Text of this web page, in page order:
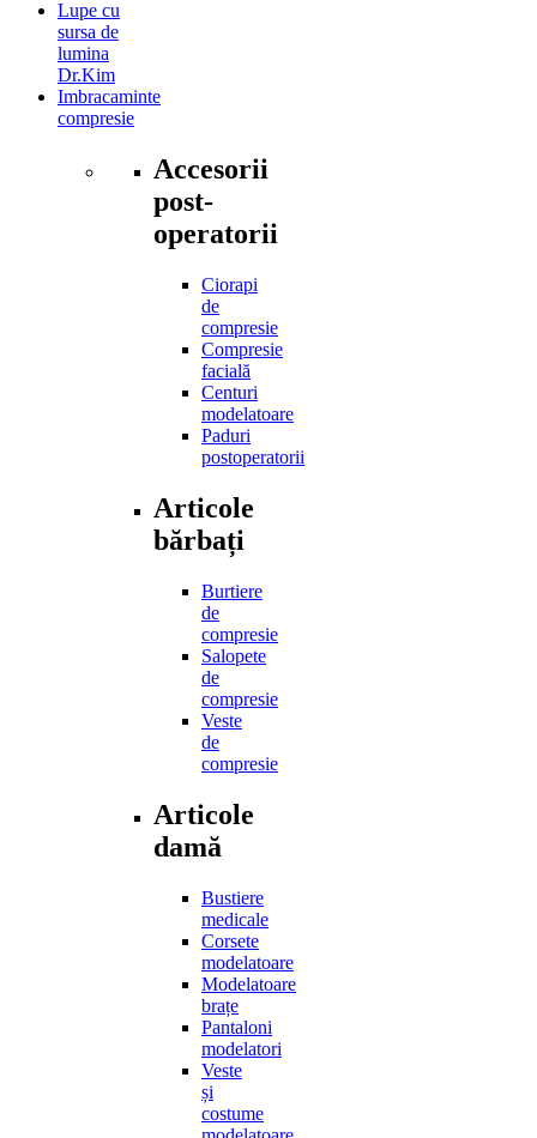
Lupe cu
sursa de
lumina
Dr.Kim
Imbracaminte
compresie
Accesorii
post-
operatorii
Ciorapi
de
compresie
Compresie
facială
Centuri
modelatoare
Paduri
postoperatorii
Articole
bărbați
Burtiere
de
compresie
Salopete
de
compresie
Veste
de
compresie
Articole
damă
Bustiere
medicale
Corsete
modelatoare
Modelatoare
brațe
Pantaloni
modelatori
Veste
și
costume